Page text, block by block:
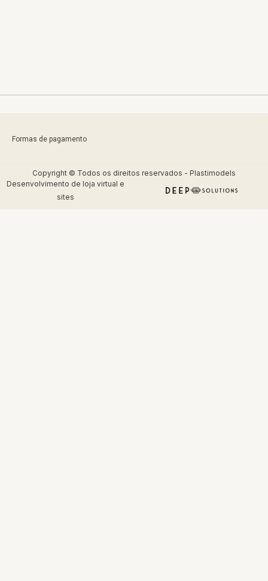
Formas de pagamento
Copyright © Todos os direitos reservados - Plastimodels
Desenvolvimento de loja virtual e
sites